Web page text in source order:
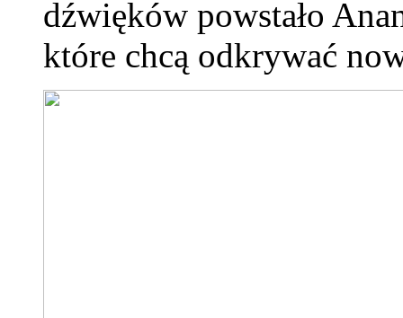
dźwięków powstało
które chcą odkrywać